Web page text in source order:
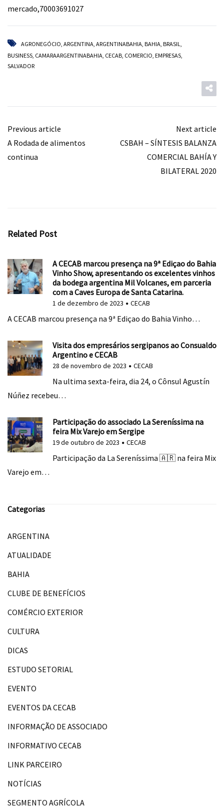
mercado,70003691027
AGRONEGÓCIO, ARGENTINA, ARGENTINABAHIA, BAHIA, BRASIL,
BUSINESS, CAMARAARGENTINABAHIA, CECAB, COMERCIO, EMPRESAS,
SALVADOR
Previous article
A Rodada de alimentos
continua
Next article
CSBAH – SÍNTESIS BALANZA
COMERCIAL BAHÍA Y
BILATERAL 2020
Related Post
A CECAB marcou presença na 9ª Ediçao do Bahia
Vinho Show, apresentando os excelentes vinhos
da bodega argentina Mil Volcanes, em parceria
com a Caves Europa de Santa Catarina.
1 de dezembro de 2023 CECAB
A CECAB marcou presença na 9ª Ediçao do Bahia Vinho…
Visita dos empresários sergipanos ao Consualdo
Argentino e CECAB
28 de novembro de 2023 CECAB
Na ultima sexta-feira, dia 24, o Cônsul Agustín
Núñez recebeu…
Participação do associado La Sereníssima na
feira Mix Varejo em Sergipe
19 de outubro de 2023 CECAB
Participação da La Sereníssima 🇦🇷 na feira Mix
Varejo em…
Categorias
ARGENTINA
ATUALIDADE
BAHIA
CLUBE DE BENEFÍCIOS
COMÉRCIO EXTERIOR
CULTURA
DICAS
ESTUDO SETORIAL
EVENTO
EVENTOS DA CECAB
INFORMAÇÃO DE ASSOCIADO
INFORMATIVO CECAB
LINK PARCEIRO
NOTÍCIAS
SEGMENTO AGRÍCOLA